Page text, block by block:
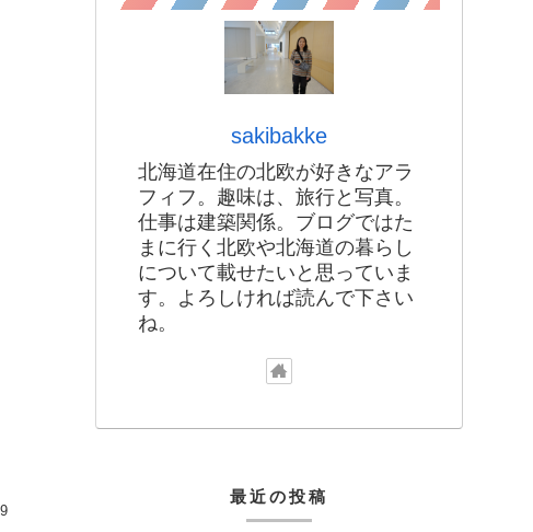
sakibakke
北海道在住の北欧が好きなアラ
フィフ。趣味は、旅行と写真。
仕事は建築関係。ブログではた
まに行く北欧や北海道の暮らし
について載せたいと思っていま
す。よろしければ読んで下さい
ね。
最近の投稿